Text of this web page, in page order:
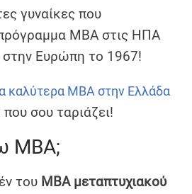
γυναίκες που
MBA στις ΗΠΑ
Ευρώπη το 1967!
καλύτερα MBA στην Ελλάδα
που σου ταριάζει!
MBA;
του MBA μεταπτυχιακού